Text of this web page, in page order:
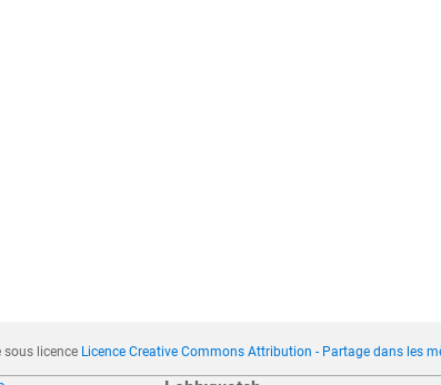
sous licence Licence Creative Commons Attribution - Partage dans les